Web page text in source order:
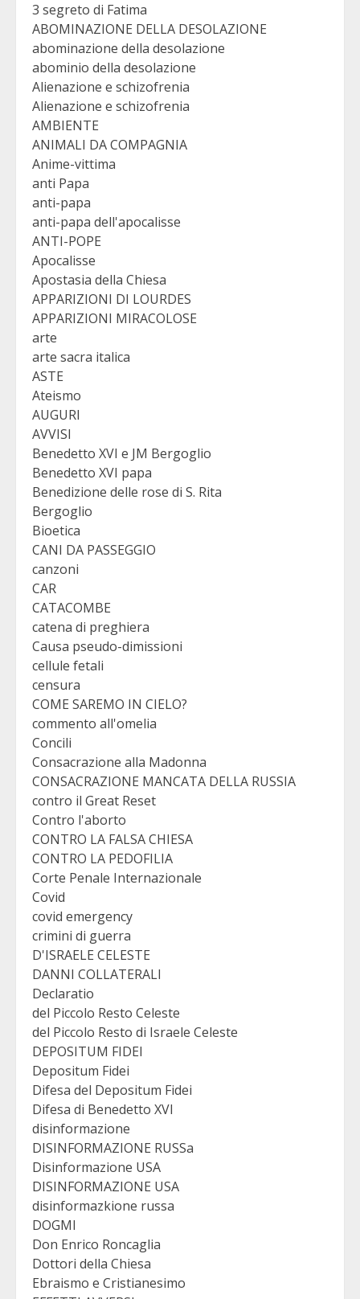
3 segreto di Fatima
ABOMINAZIONE DELLA DESOLAZIONE
abominazione della desolazione
abominio della desolazione
Alienazione e schizofrenia
Alienazione e schizofrenia
AMBIENTE
ANIMALI DA COMPAGNIA
Anime-vittima
anti Papa
anti-papa
anti-papa dell'apocalisse
ANTI-POPE
Apocalisse
Apostasia della Chiesa
APPARIZIONI DI LOURDES
APPARIZIONI MIRACOLOSE
arte
arte sacra italica
ASTE
Ateismo
AUGURI
AVVISI
Benedetto XVI e JM Bergoglio
Benedetto XVI papa
Benedizione delle rose di S. Rita
Bergoglio
Bioetica
CANI DA PASSEGGIO
canzoni
CAR
CATACOMBE
catena di preghiera
Causa pseudo-dimissioni
cellule fetali
censura
COME SAREMO IN CIELO?
commento all'omelia
Concili
Consacrazione alla Madonna
CONSACRAZIONE MANCATA DELLA RUSSIA
contro il Great Reset
Contro l'aborto
CONTRO LA FALSA CHIESA
CONTRO LA PEDOFILIA
Corte Penale Internazionale
Covid
covid emergency
crimini di guerra
D'ISRAELE CELESTE
DANNI COLLATERALI
Declaratio
del Piccolo Resto Celeste
del Piccolo Resto di Israele Celeste
DEPOSITUM FIDEI
Depositum Fidei
Difesa del Depositum Fidei
Difesa di Benedetto XVI
disinformazione
DISINFORMAZIONE RUSSa
Disinformazione USA
DISINFORMAZIONE USA
disinformazkione russa
DOGMI
Don Enrico Roncaglia
Dottori della Chiesa
Ebraismo e Cristianesimo